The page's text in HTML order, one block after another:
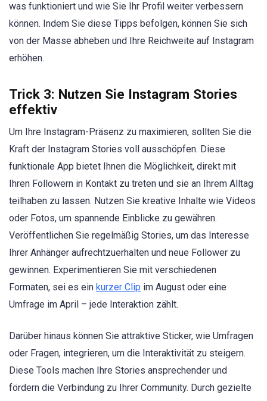
was funktioniert und wie Sie Ihr Profil weiter verbessern
können. Indem Sie diese Tipps befolgen, können Sie sich
von der Masse abheben und Ihre Reichweite auf Instagram
erhöhen.
Trick 3: Nutzen Sie Instagram Stories
effektiv
Um Ihre Instagram-Präsenz zu maximieren, sollten Sie die
Kraft der Instagram Stories voll ausschöpfen. Diese
funktionale App bietet Ihnen die Möglichkeit, direkt mit
Ihren Followern in Kontakt zu treten und sie an Ihrem Alltag
teilhaben zu lassen. Nutzen Sie kreative Inhalte wie Videos
oder Fotos, um spannende Einblicke zu gewähren.
Veröffentlichen Sie regelmäßig Stories, um das Interesse
Ihrer Anhänger aufrechtzuerhalten und neue Follower zu
gewinnen. Experimentieren Sie mit verschiedenen
Formaten, sei es ein kurzer Clip im August oder eine
Umfrage im April – jede Interaktion zählt.
Darüber hinaus können Sie attraktive Sticker, wie Umfragen
oder Fragen, integrieren, um die Interaktivität zu steigern.
Diese Tools machen Ihre Stories ansprechender und
fördern die Verbindung zu Ihrer Community. Durch gezielte